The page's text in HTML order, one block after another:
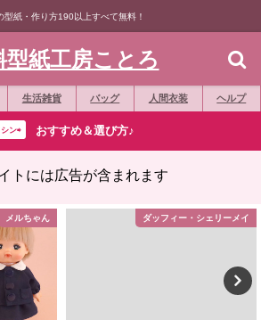
紙・作り方190以上すべて無料！
型紙工房ことろ
生活雑貨 バッグ 人間衣装 ヘルプ
シン⇨ おすすめ＆選び方♪
トには広告が含まれます
メルちゃん ダッフィー・シェリーメイ